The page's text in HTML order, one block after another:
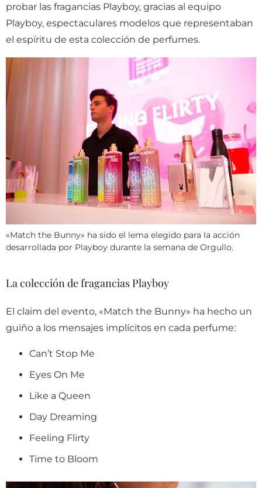
probar las fragancias Playboy, gracias al equipo
Playboy, espectaculares modelos que representaban
el espíritu de esta colección de perfumes.
«Match the Bunny» ha sido el lema elegido para la acción
desarrollada por Playboy durante la semana de Orgullo.
La colección de fragancias Playboy
El claim del evento, «Match the Bunny» ha hecho un
guiño a los mensajes implícitos en cada perfume:
Can’t Stop Me
Eyes On Me
Like a Queen
Day Dreaming
Feeling Flirty
Time to Bloom